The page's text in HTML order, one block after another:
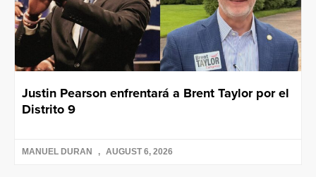
Justin Pearson enfrentará a Brent Taylor por el
Distrito 9
MANUEL DURAN AUGUST 6, 2026